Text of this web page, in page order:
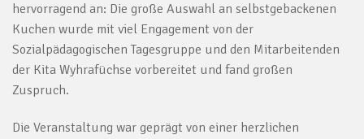
hervorragend an: Die große Auswahl an selbstgebackenen
Kuchen wurde mit viel Engagement von der
Sozialpädagogischen Tagesgruppe und den Mitarbeitenden
der Kita Wyhrafüchse vorbereitet und fand großen
Zuspruch.
Die Veranstaltung war geprägt von einer herzlichen